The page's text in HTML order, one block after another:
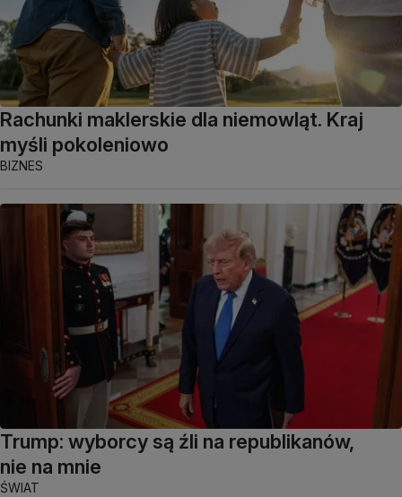
Rachunki maklerskie dla niemowląt. Kraj
myśli pokoleniowo
BIZNES
Trump: wyborcy są źli na republikanów,
nie na mnie
ŚWIAT